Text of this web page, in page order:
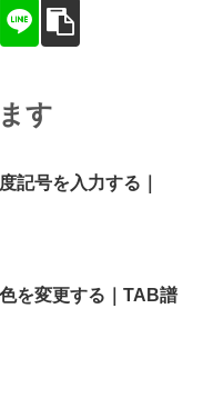
す
記号を入力する｜
を変更する｜TAB譜